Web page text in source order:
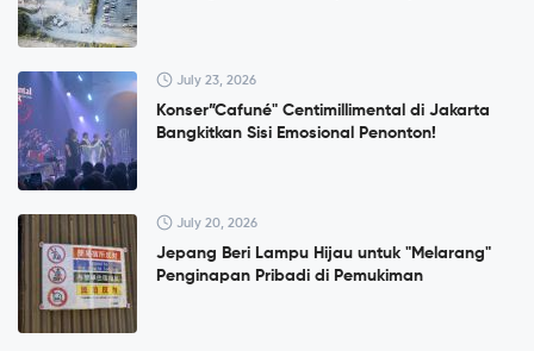
July 23, 2026
Konser”Cafuné" Centimillimental di Jakarta
Bangkitkan Sisi Emosional Penonton!
July 20, 2026
Jepang Beri Lampu Hijau untuk "Melarang"
Penginapan Pribadi di Pemukiman